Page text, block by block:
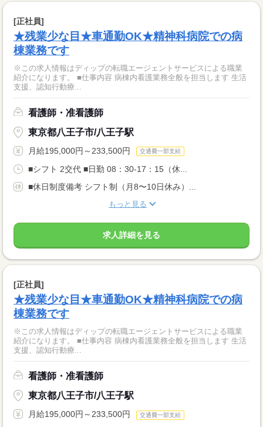
[正社員]
★残業少な目★車通勤OK★精神科病院での病
棟業務です
※この求人情報はディップの転職エージェントサービスによる職業
紹介になります。 ■仕事内容 病棟内看護業務全般を担当します 生活
支援、認知行動療...
看護師・准看護師
東京都八王子市/八王子駅
月給195,000円～233,500円 交通費一部支給
■シフト 2交代 ■日勤 08：30-17：15（休...
■休日制度備考 シフト制（月8〜10日休み）...
もっと見る
求人詳細を見る
[正社員]
★残業少な目★車通勤OK★精神科病院での病
棟業務です
※この求人情報はディップの転職エージェントサービスによる職業
紹介になります。 ■仕事内容 病棟内看護業務全般を担当します 生活
支援、認知行動療...
看護師・准看護師
東京都八王子市/八王子駅
月給195,000円～233,500円 交通費一部支給